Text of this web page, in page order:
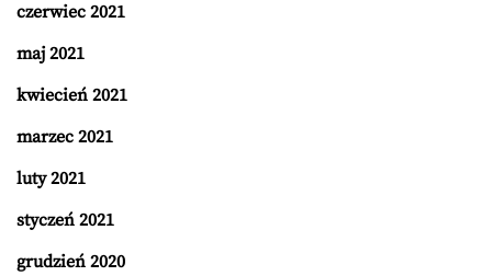
czerwiec 2021
maj 2021
kwiecień 2021
marzec 2021
luty 2021
styczeń 2021
grudzień 2020